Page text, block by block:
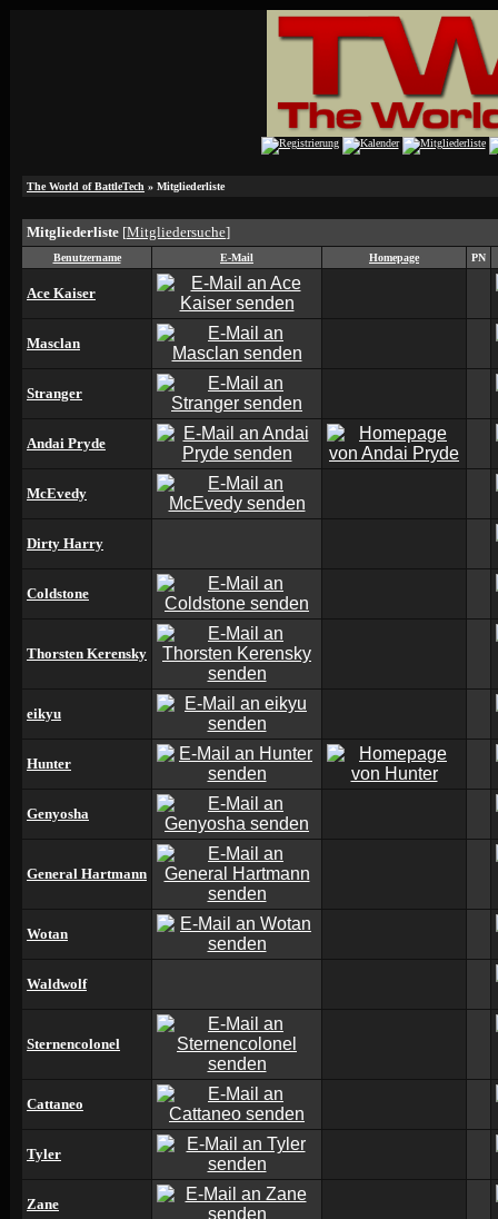
The World of BattleTech » Mitgliederliste
Mitgliederliste [Mitgliedersuche]
Benutzername E-Mail Homepage PN
Ace Kaiser
Masclan
Stranger
Andai Pryde
McEvedy
Dirty Harry
Coldstone
Thorsten Kerensky
eikyu
Hunter
Genyosha
General Hartmann
Wotan
Waldwolf
Sternencolonel
Cattaneo
Tyler
Zane